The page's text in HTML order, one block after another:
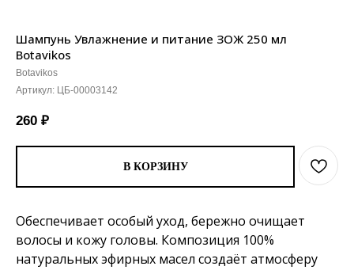
Шампунь Увлажнение и питание ЗОЖ 250 мл
Botavikos
Botavikos
Артикул: ЦБ-00003142
260 ₽
В КОРЗИНУ
Обеспечивает особый уход, бережно очищает
волосы и кожу головы. Композиция 100%
натуральных эфирных масел создаёт атмосферу